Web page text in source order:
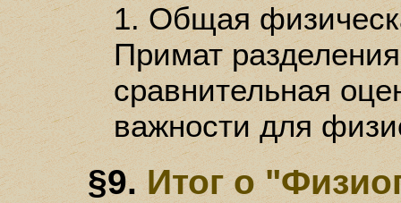
1. Общая
Примат
сравнительная
важности для
§9. Итог о